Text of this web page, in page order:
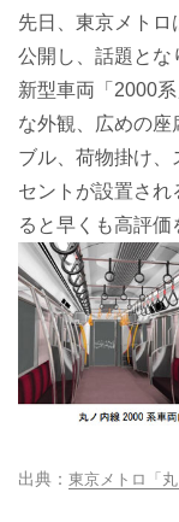
先日、東京メトロ
公開し、話題とな
新型車両「2000
な外観、広めの座
ブル、荷物掛け、
セントが設置され
ると早くも高評価
東京メトロ「